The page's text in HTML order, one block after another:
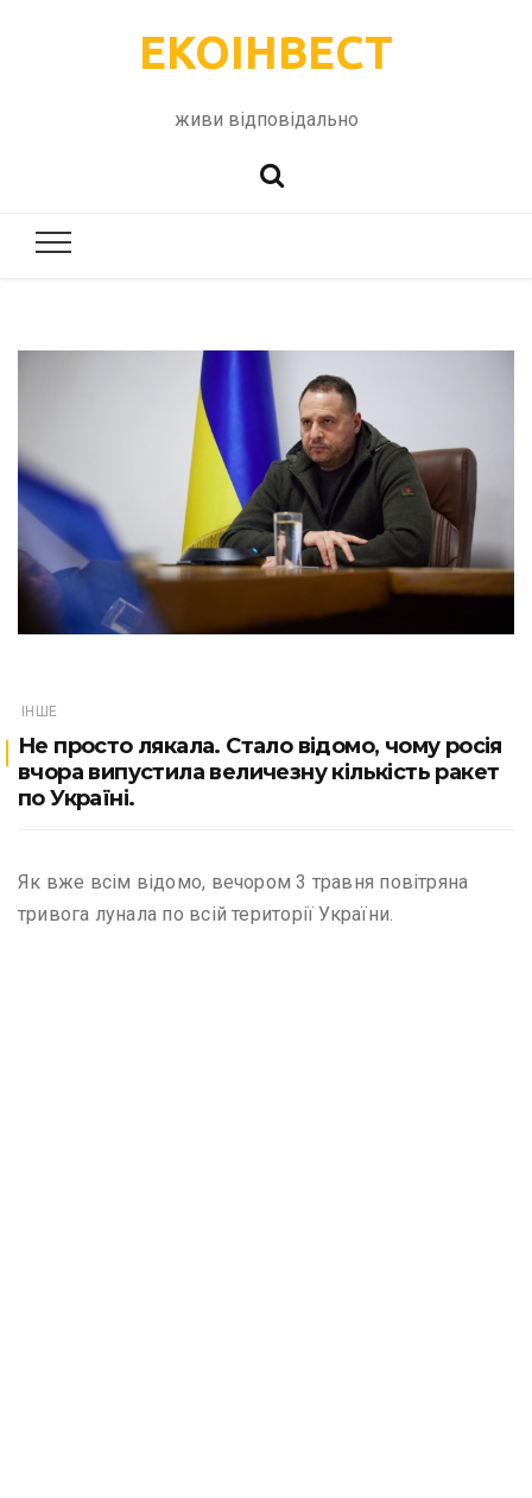
ЕКОІНВЕСТ
живи відповідально
ІНШЕ
Не просто лякала. Стало відомо, чому росія
вчора випустила величезну кількість ракет
по Україні.
Як вже всім відомо, вечором 3 травня повітряна
тривога лунала по всій території України.